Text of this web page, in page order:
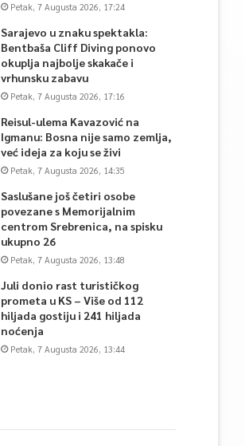
Petak, 7 Augusta 2026, 17:24
Sarajevo u znaku spektakla:
Bentbaša Cliff Diving ponovo
okuplja najbolje skakače i
vrhunsku zabavu
Petak, 7 Augusta 2026, 17:16
Reisul-ulema Kavazović na
Igmanu: Bosna nije samo zemlja,
već ideja za koju se živi
Petak, 7 Augusta 2026, 14:35
Saslušane još četiri osobe
povezane s Memorijalnim
centrom Srebrenica, na spisku
ukupno 26
Petak, 7 Augusta 2026, 13:48
Juli donio rast turističkog
prometa u KS – Više od 112
hiljada gostiju i 241 hiljada
noćenja
Petak, 7 Augusta 2026, 13:44